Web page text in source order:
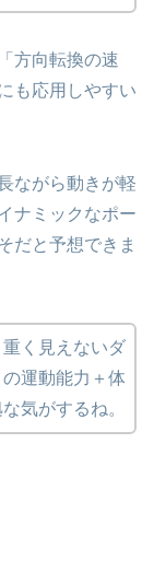
方向転換の速
も応用しやすい
ながら動きが軽
ナミックなポー
だと予想できま
く見えないダ
運動能力＋体
気がするね。